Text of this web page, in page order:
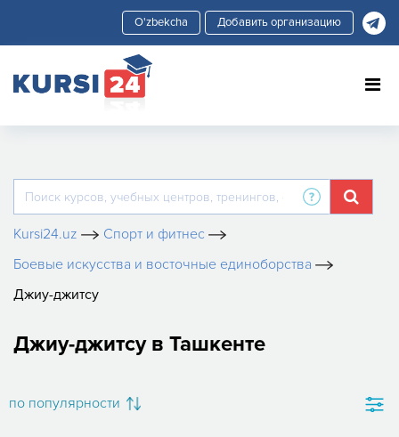
Добавить организацию
Kursi24.uz
Спорт и фитнес
Боевые искусства и восточные единоборства
​Джиу-джитсу
​Джиу-джитсу в Ташкенте
по популярности